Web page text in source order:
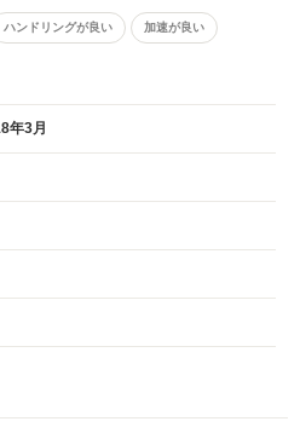
ハンドリングが良い 加速が良い
年3月